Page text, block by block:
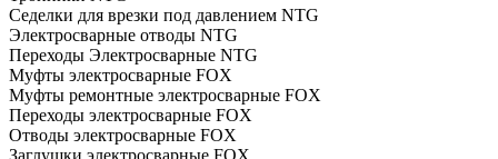
Седелки для врезки под давлением NTG
Электросварные отводы NTG
Переходы Электросварные NTG
Муфты электросварные FOX
Муфты ремонтные электросварные FOX
Переходы электросварные FOX
Отводы электросварные FOX